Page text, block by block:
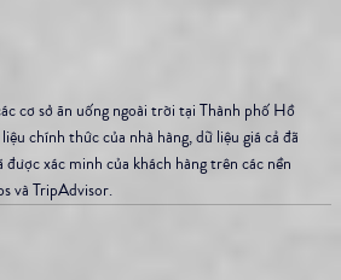
cơ sở ăn uống ngoài trời tại Thành phố Hồ
chính thức của nhà hàng, dữ liệu giá cả đã
được xác minh của khách hàng trên các nền
và TripAdvisor.